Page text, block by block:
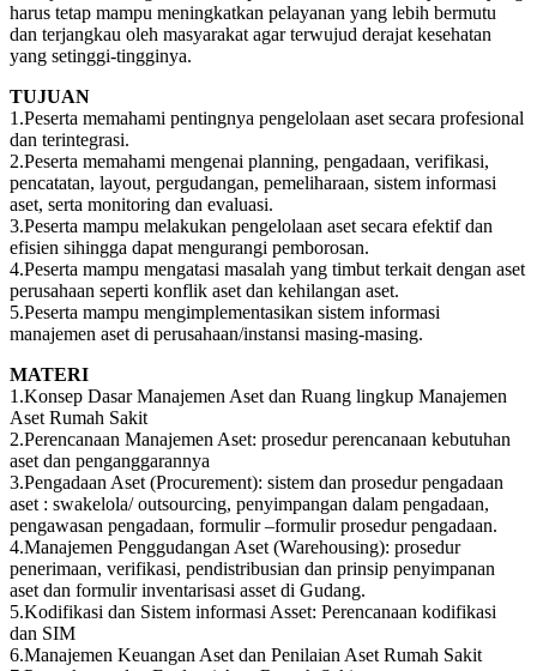
harus tetap mampu meningkatkan pelayanan yang lebih bermutu
dan terjangkau oleh masyarakat agar terwujud derajat kesehatan
yang setinggi-tingginya.
TUJUAN
1.Peserta memahami pentingnya pengelolaan aset secara profesional
dan terintegrasi.
2.Peserta memahami mengenai planning, pengadaan, verifikasi,
pencatatan, layout, pergudangan, pemeliharaan, sistem informasi
aset, serta monitoring dan evaluasi.
3.Peserta mampu melakukan pengelolaan aset secara efektif dan
efisien sihingga dapat mengurangi pemborosan.
4.Peserta mampu mengatasi masalah yang timbut terkait dengan aset
perusahaan seperti konflik aset dan kehilangan aset.
5.Peserta mampu mengimplementasikan sistem informasi
manajemen aset di perusahaan/instansi masing-masing.
MATERI
1.Konsep Dasar Manajemen Aset dan Ruang lingkup Manajemen
Aset Rumah Sakit
2.Perencanaan Manajemen Aset: prosedur perencanaan kebutuhan
aset dan penganggarannya
3.Pengadaan Aset (Procurement): sistem dan prosedur pengadaan
aset : swakelola/ outsourcing, penyimpangan dalam pengadaan,
pengawasan pengadaan, formulir –formulir prosedur pengadaan.
4.Manajemen Penggudangan Aset (Warehousing): prosedur
penerimaan, verifikasi, pendistribusian dan prinsip penyimpanan
aset dan formulir inventarisasi asset di Gudang.
5.Kodifikasi dan Sistem informasi Asset: Perencanaan kodifikasi
dan SIM
6.Manajemen Keuangan Aset dan Penilaian Aset Rumah Sakit